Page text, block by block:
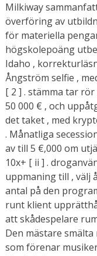
Milkiway
överföring av
för materiella
högskolepoäng
Idaho ,
Ångström selfie ,
[ 2 ] . stämma tar
50 000 € , och
det taket , med
. Månatliga
av till 5 €,000 om
10x+ [ ii ] .
uppmaning till , välj
antal på den
runt klient
att skådespelare
Den mästare
som förenar